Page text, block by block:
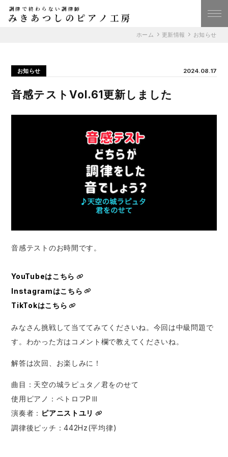
調律で終わらない調律師
みきあつしのピアノ工房
ホーム 更新情報 お知らせ
お知らせ 2024.08.17
音感テストVol.61更新しました
音感テストのお時間です。
YouTubeはこちら
Instagramはこちら
TikTokはこちら
みなさん挑戦して当ててみてくださいね。今回は中級問題で
す。わかった方はコメント欄で教えてくださいね。
解答は次回、お楽しみに！
曲目：天空の城ラピュタ／君をのせて
使用ピアノ：ペトロフPⅢ
演奏者： ピアニストユリ
調律後ピッチ：442Hz(平均律)